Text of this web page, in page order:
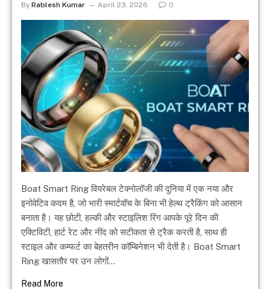
By Rablesh Kumar April 23, 2026 0
Boat Smart Ring वियरेबल टेक्नोलॉजी की दुनिया में एक नया और
इनोवेटिव कदम है, जो भारी स्मार्टवॉच के बिना भी हेल्थ ट्रैकिंग को आसान
बनाता है। यह छोटी, हल्की और स्टाइलिश रिंग आपके पूरे दिन की
एक्टिविटी, हार्ट रेट और नींद को सटीकता से ट्रैक करती है, साथ ही
स्टाइल और कम्फर्ट का बेहतरीन कॉम्बिनेशन भी देती है। Boat Smart
Ring खासतौर पर उन लोगों…
Read More